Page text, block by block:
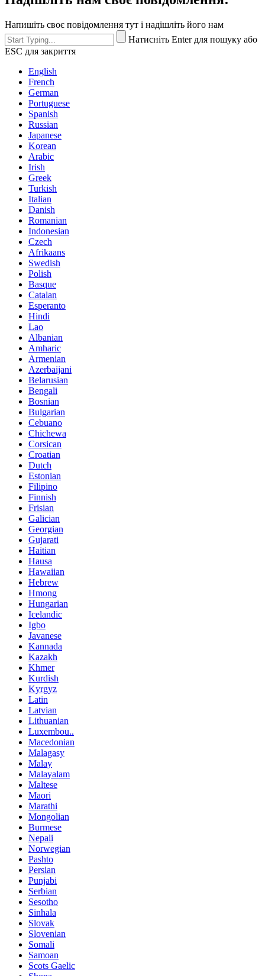
Напишіть своє повідомлення тут і надішліть його нам
Натисніть Enter для пошуку або
ESC для закриття
English
French
German
Portuguese
Spanish
Russian
Japanese
Korean
Arabic
Irish
Greek
Turkish
Italian
Danish
Romanian
Indonesian
Czech
Afrikaans
Swedish
Polish
Basque
Catalan
Esperanto
Hindi
Lao
Albanian
Amharic
Armenian
Azerbaijani
Belarusian
Bengali
Bosnian
Bulgarian
Cebuano
Chichewa
Corsican
Croatian
Dutch
Estonian
Filipino
Finnish
Frisian
Galician
Georgian
Gujarati
Haitian
Hausa
Hawaiian
Hebrew
Hmong
Hungarian
Icelandic
Igbo
Javanese
Kannada
Kazakh
Khmer
Kurdish
Kyrgyz
Latin
Latvian
Lithuanian
Luxembou..
Macedonian
Malagasy
Malay
Malayalam
Maltese
Maori
Marathi
Mongolian
Burmese
Nepali
Norwegian
Pashto
Persian
Punjabi
Serbian
Sesotho
Sinhala
Slovak
Slovenian
Somali
Samoan
Scots Gaelic